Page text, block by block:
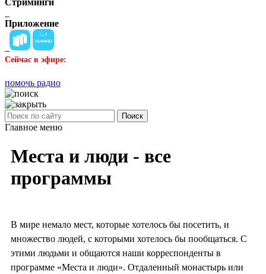
Стриминги
Приложение
Сейчас в эфире:
помочь радио
Поиск
Главное меню
Места и люди - все
программы
В мире немало мест, которые хотелось бы посетить, и
множество людей, с которыми хотелось бы пообщаться. С
этими людьми и общаются наши корреспонденты в
программе «Места и люди». Отдаленный монастырь или